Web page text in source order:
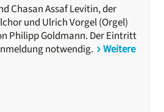
Chasan Assaf Levitin, der
und Ulrich Vorgel (Orgel)
Philipp Goldmann. Der Eintritt
notwendig.
Weitere